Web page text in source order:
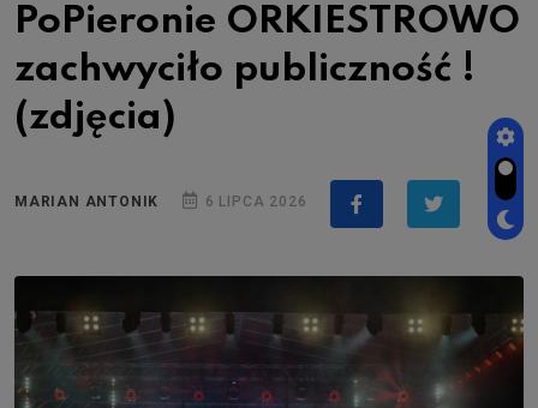
PoPieronie ORKIESTROWO
zachwyciło publiczność !
(zdjęcia)
MARIAN ANTONIK 6 LIPCA 2026